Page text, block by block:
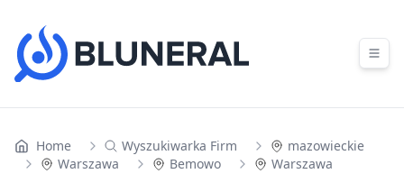
Home Wyszukiwarka Firm
mazowieckie
Warszawa
Bemowo Warszawa